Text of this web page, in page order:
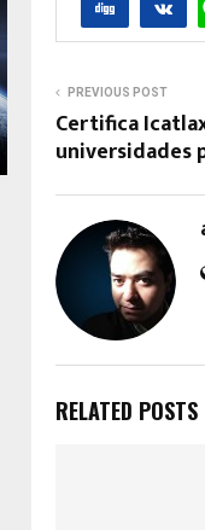
PREVIOUS POST
Certifica
universidades
RELATED POSTS